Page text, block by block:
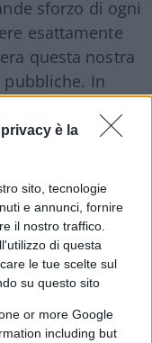
privacy è la
sito, tecnologie
e annunci, fornire
il nostro traffico.
di questa
le tue scelte sul
su questo sito
or more Google
including but
sforzo di ogni
esattamente
questa nostra
In
che ci
una volta:
l’economia è
da Keynes
. Non
aggregati. Non